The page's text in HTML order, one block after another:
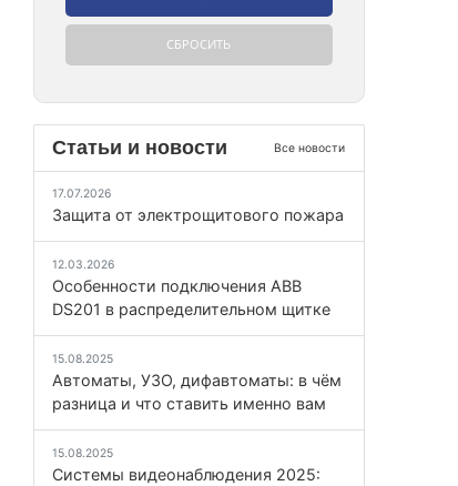
Статьи и новости Все новости
17.07.2026
Защита от электрощитового пожара
12.03.2026
Особенности подключения ABB
DS201 в распределительном щитке
15.08.2025
Автоматы, УЗО, дифавтоматы: в чём
разница и что ставить именно вам
15.08.2025
Системы видеонаблюдения 2025: